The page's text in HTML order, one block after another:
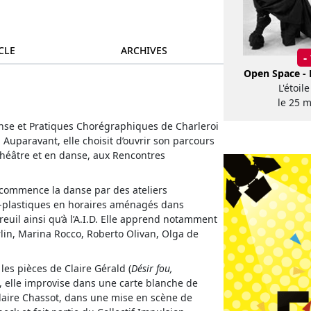
ARCHIVES
et Pratiques Chorégraphiques de Charleroi
Auparavant, elle choisit d’ouvrir son parcours
et en danse, aux Rencontres
la danse par des ateliers
en horaires aménagés dans
ainsi qu’à l’A.I.D. Elle apprend notamment
Marina Rocco, Roberto Olivan, Olga de
pièces de Claire Gérald (Désir fou,
elle improvise dans une carte blanche de
Chassot, dans une mise en scène de
-
Open Space
le 25